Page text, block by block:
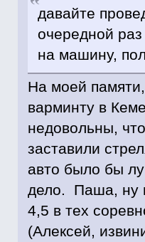
давайте
очередной
на машину,
На моей
варминту в
недовольны,
заставили
авто было бы
дело. Паша, ну
4,5 в тех
(Алексей,